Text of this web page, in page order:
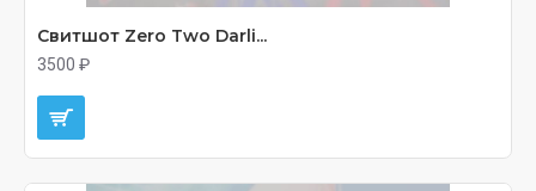
Свитшот Zero Two Darli...
3500 ₽